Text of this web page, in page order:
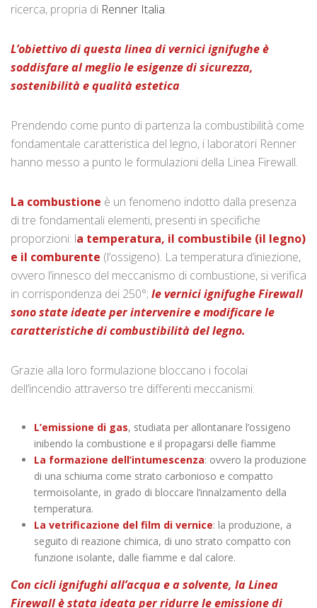
ricerca, propria di Renner Italia.
L’obiettivo di questa linea di vernici ignifughe è
soddisfare al meglio le esigenze di sicurezza,
sostenibilità e qualità estetica.
Prendendo come punto di partenza la combustibilità come
fondamentale caratteristica del legno, i laboratori Renner
hanno messo a punto le formulazioni della Linea Firewall.
La combustione è un fenomeno indotto dalla presenza
di tre fondamentali elementi, presenti in specifiche
proporzioni: la temperatura, il combustibile (il legno)
e il comburente (l’ossigeno). La temperatura d’iniezione,
ovvero l’innesco del meccanismo di combustione, si verifica
in corrispondenza dei 250°; le vernici ignifughe Firewall
sono state ideate per intervenire e modificare le
caratteristiche di combustibilità del legno.
Grazie alla loro formulazione bloccano i focolai
dell’incendio attraverso tre differenti meccanismi:
L’emissione di gas, studiata per allontanare l’ossigeno
inibendo la combustione e il propagarsi delle fiamme
La formazione dell’intumescenza: ovvero la produzione
di una schiuma come strato carbonioso e compatto
termoisolante, in grado di bloccare l’innalzamento della
temperatura.
La vetrificazione del film di vernice: la produzione, a
seguito di reazione chimica, di uno strato compatto con
funzione isolante, dalle fiamme e dal calore.
Con cicli ignifughi all’acqua e a solvente, la Linea
Firewall è stata ideata per ridurre le emissione di